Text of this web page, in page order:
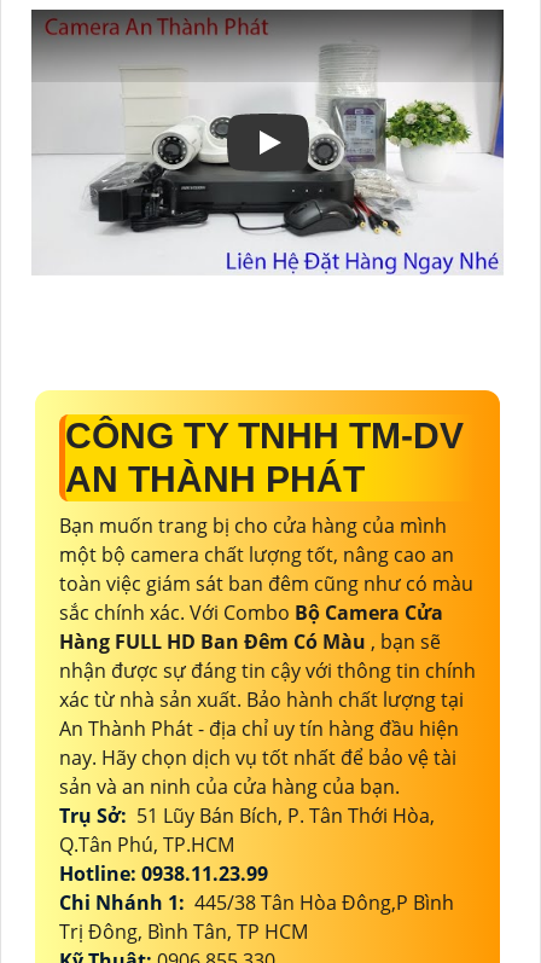
CÔNG TY TNHH TM-DV
AN THÀNH PHÁT
Bạn muốn trang bị cho cửa hàng của mình
một bộ camera chất lượng tốt, nâng cao an
toàn việc giám sát ban đêm cũng như có màu
sắc chính xác. Với Combo Bộ Camera Cửa
Hàng FULL HD Ban Đêm Có Màu , bạn sẽ
nhận được sự đáng tin cậy với thông tin chính
xác từ nhà sản xuất. Bảo hành chất lượng tại
An Thành Phát - địa chỉ uy tín hàng đầu hiện
nay. Hãy chọn dịch vụ tốt nhất để bảo vệ tài
sản và an ninh của cửa hàng của bạn.
Trụ Sở: 51 Lũy Bán Bích, P. Tân Thới Hòa,
Q.Tân Phú, TP.HCM
Hotline: 0938.11.23.99
Chi Nhánh 1: 445/38 Tân Hòa Đông,P Bình
Trị Đông, Bình Tân, TP HCM